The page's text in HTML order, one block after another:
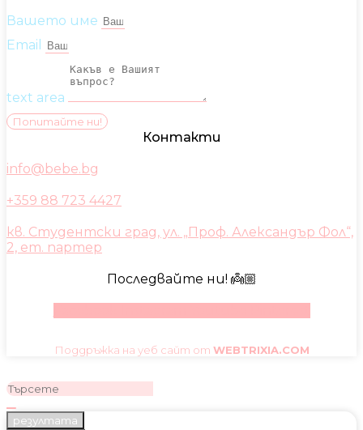
Вашето име
Email
text area
Попитайте ни!
Контакти
info@bebe.bg
+359 88 723 4427
кв. Студентски град, ул. „Проф. Александър Фол“,
2, ет. партер
Последвайте ни! 👼🏼
Поддръжка на уеб сайт от WEBTRIXIA.COM
резултата